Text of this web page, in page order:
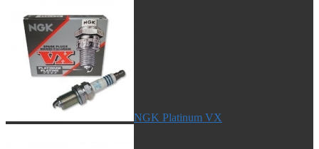
NGK Platinum VX